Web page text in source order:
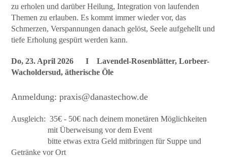
zu erholen und darüber Heilung, Integration von laufenden
Themen zu erlauben. Es kommt immer wieder vor, das
Schmerzen, Verspannungen danach gelöst, Seele aufgehellt und
tiefe Erholung gespürt werden kann.
Do, 23. April 2026
I Lavendel-Rosenblätter, Lorbeer-
Wacholdersud, ätherische Öle
Anmeldung:praxis@danastechow.de
Ausgleich: 35€ - 50€ nach deinem monetären Möglichkeiten
mit Überweisung vor dem Event
bitte etwas extra Geld mitbringen für Suppe und
Getränke vor Ort